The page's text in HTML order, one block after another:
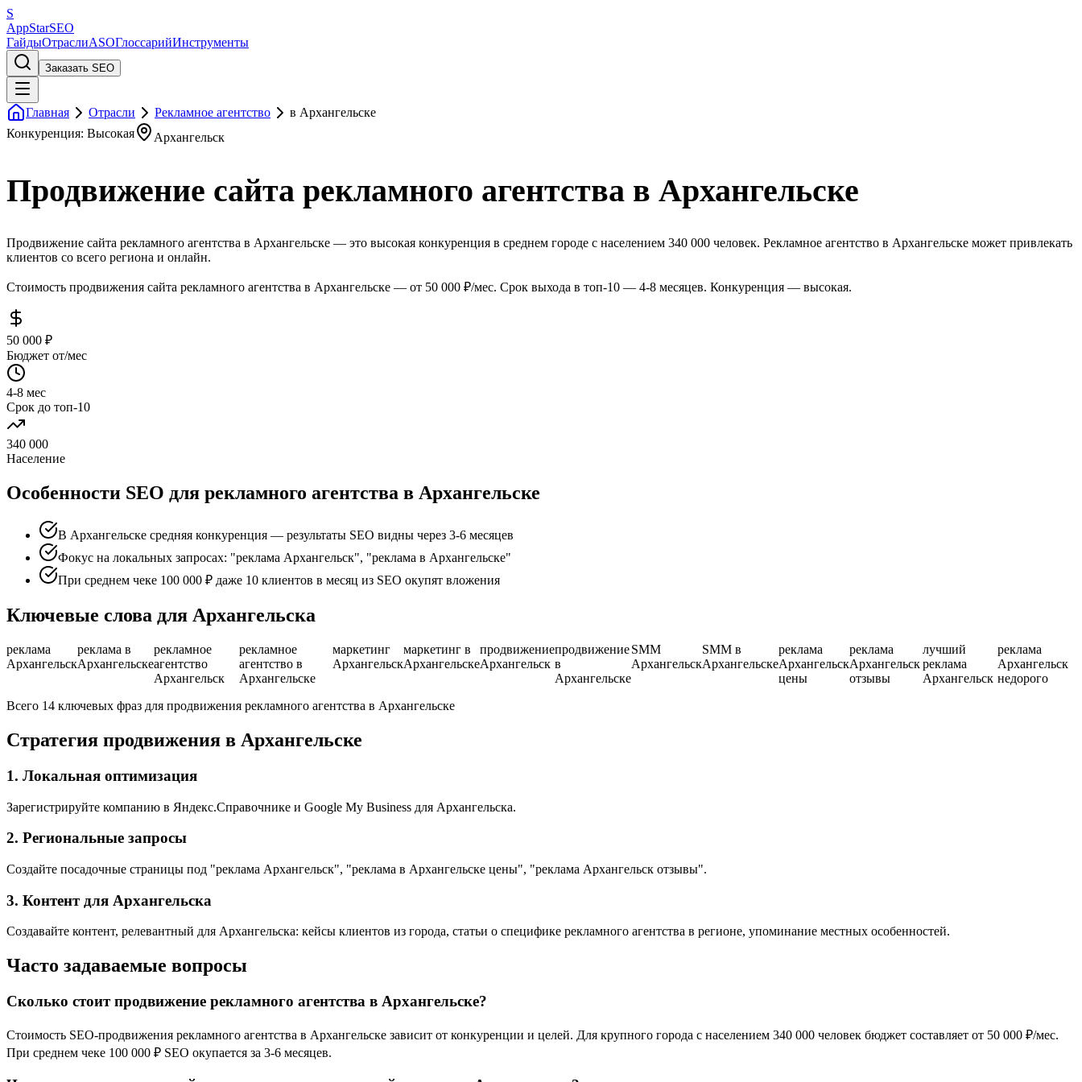
S
AppStarSEO
ГайдыОтраслиASOГлоссарийИнструменты
Заказать SEO
Главная Отрасли Рекламное агентство
в Архангельске
Конкуренция: Высокая
Архангельск
Продвижение сайта рекламного агентства в Архангельске
Продвижение сайта рекламного агентства в Архангельске — это высокая конкуренция в среднем городе с населением 340 000 человек. Рекламное агентство в Архангельске может привлекать
клиентов со всего региона и онлайн.
Стоимость продвижения сайта рекламного агентства в Архангельске — от 50 000 ₽/мес. Срок выхода в топ-10 — 4-8 месяцев. Конкуренция — высокая.
50 000 ₽
Бюджет от/мес
4-8 мес
Срок до топ-10
340 000
Население
Особенности SEO для рекламного агентства в Архангельске
В Архангельске средняя конкуренция — результаты SEO видны через 3-6 месяцев
Фокус на локальных запросах: "реклама Архангельск", "реклама в Архангельске"
При среднем чеке 100 000 ₽ даже 10 клиентов в месяц из SEO окупят вложения
Ключевые слова для Архангельска
реклама
Архангельск
реклама в
Архангельске
рекламное
агентство
Архангельск
рекламное
агентство в
Архангельске
маркетинг
Архангельск
маркетинг в
Архангельске
продвижение
Архангельск
продвижение
в
Архангельске
SMM
Архангельск
SMM в
Архангельске
реклама
Архангельск
цены
реклама
Архангельск
отзывы
лучший
реклама
Архангельск
реклама
Архангельск
недорого
Всего 14 ключевых фраз для продвижения рекламного агентства в Архангельске
Стратегия продвижения в Архангельске
1. Локальная оптимизация
Зарегистрируйте компанию в Яндекс.Справочнике и Google My Business для Архангельска.
2. Региональные запросы
Создайте посадочные страницы под "реклама Архангельск", "реклама в Архангельске цены", "реклама Архангельск отзывы".
3. Контент для Архангельска
Создавайте контент, релевантный для Архангельска: кейсы клиентов из города, статьи о специфике рекламного агентства в регионе, упоминание местных особенностей.
Часто задаваемые вопросы
Сколько стоит продвижение рекламного агентства в Архангельске?
Стоимость SEO-продвижения рекламного агентства в Архангельске зависит от конкуренции и целей. Для крупного города с населением 340 000 человек бюджет составляет от 50 000 ₽/мес.
При среднем чеке 100 000 ₽ SEO окупается за 3-6 месяцев.